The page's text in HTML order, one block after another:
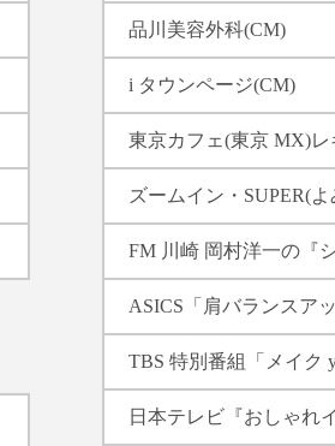
品川美容外科(CM)
i タウンページ(CM)
東京カフェ(東京 MX)
ズームイン・SUPER(
FM 川崎 岡村洋一の『
ASICS「肩バランスア
TBS 特別番組「メイク
日本テレビ『おしゃれ